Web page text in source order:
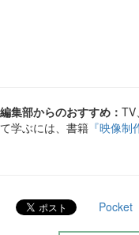
編集部からのおすすめ： TV
て学ぶには、書籍 『映像制
Pocket